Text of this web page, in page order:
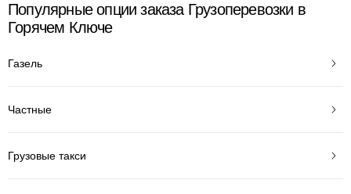
Популярные опции заказа Грузоперевозки в
Горячем Ключе
Газель
Частные
Грузовые такси